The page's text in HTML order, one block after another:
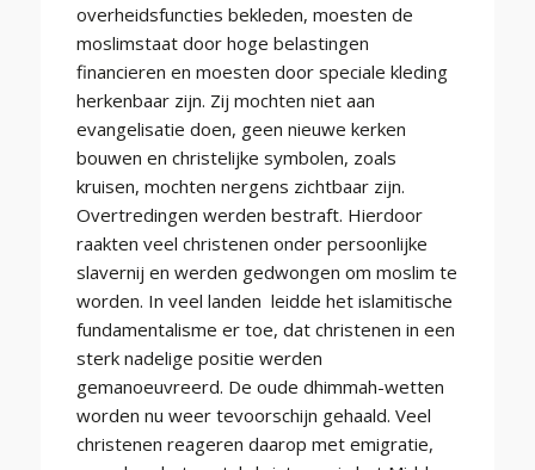
overheidsfuncties bekleden, moesten de
moslimstaat door hoge belastingen
financieren en moesten door speciale kleding
herkenbaar zijn. Zij mochten niet aan
evangelisatie doen, geen nieuwe kerken
bouwen en christelijke symbolen, zoals
kruisen, mochten nergens zichtbaar zijn.
Overtredingen werden bestraft. Hierdoor
raakten veel christenen onder persoonlijke
slavernij en werden gedwongen om moslim te
worden. In veel landen leidde het islamitische
fundamentalisme er toe, dat christenen in een
sterk nadelige positie werden
gemanoeuvreerd. De oude dhimmah-wetten
worden nu weer tevoorschijn gehaald. Veel
christenen reageren daarop met emigratie,